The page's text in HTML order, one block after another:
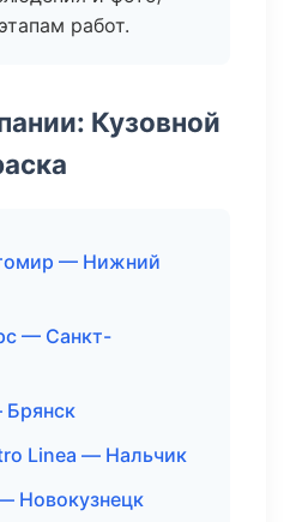
работ.
Кузовной
— Нижний
— Санкт-
Linea — Нальчик
Новокузнецк